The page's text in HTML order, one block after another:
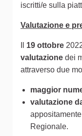
iscritti/e sulla
Valutazione e
19 ottobre
valutazione dei
attraverso due
maggior
valutazione
Regionale.